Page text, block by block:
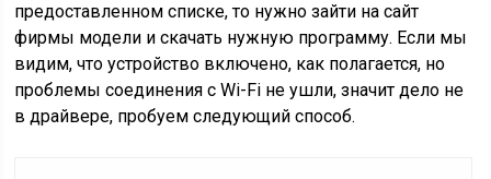
предоставленном списке, то нужно зайти на сайт
фирмы модели и скачать нужную программу. Если мы
видим, что устройство включено, как полагается, но
проблемы соединения с Wi-Fi не ушли, значит дело не
в драйвере, пробуем следующий способ.